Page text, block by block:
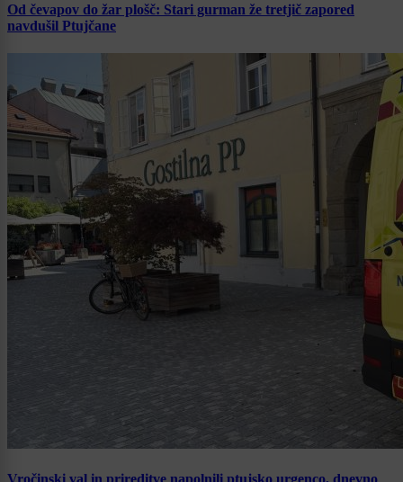
Od čevapov do žar plošč: Stari gurman že tretjič zapored
navdušil Ptujčane